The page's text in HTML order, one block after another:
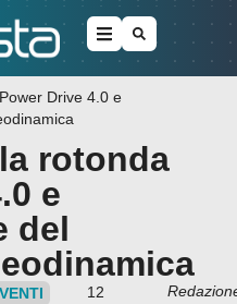
Drive 4.0 e
rotonda
e
del
12